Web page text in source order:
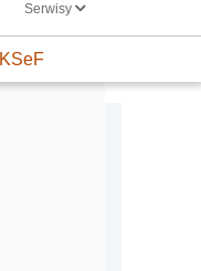
Serwisy
KSeF